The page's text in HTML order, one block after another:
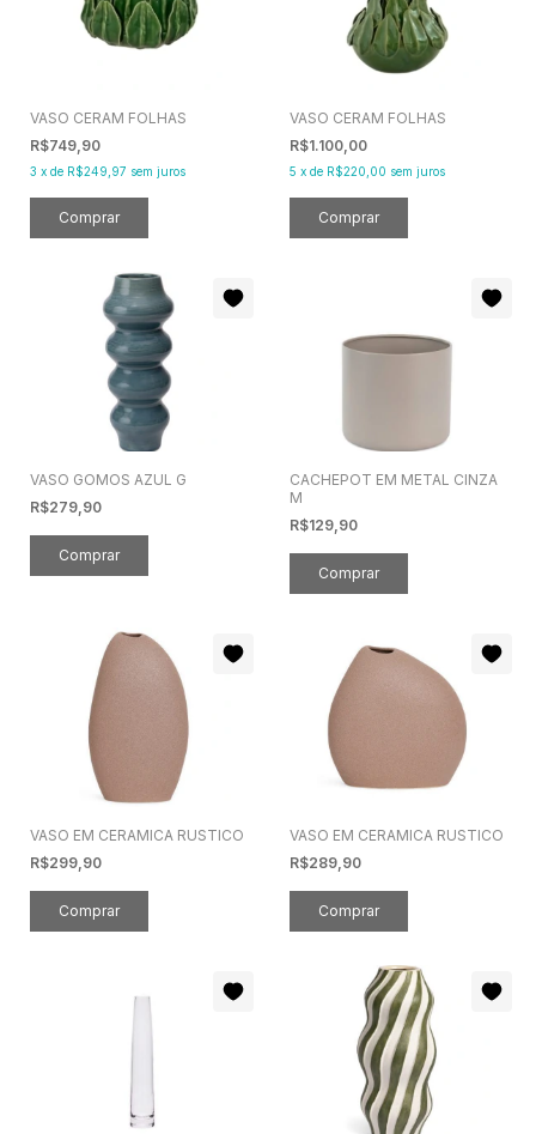
VASO CERAM FOLHAS
R$749,90
3 x de R$249,97 sem juros
VASO CERAM FOLHAS
R$1.100,00
5 x de R$220,00 sem juros
VASO GOMOS AZUL G
R$279,90
CACHEPOT EM METAL CINZA
M
R$129,90
VASO EM CERAMICA RUSTICO
R$299,90
VASO EM CERAMICA RUSTICO
R$289,90